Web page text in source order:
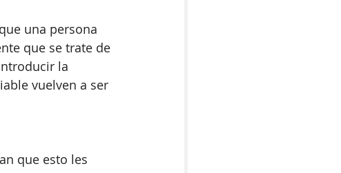
una persona
que se trate de
la
vuelven a ser
que esto les